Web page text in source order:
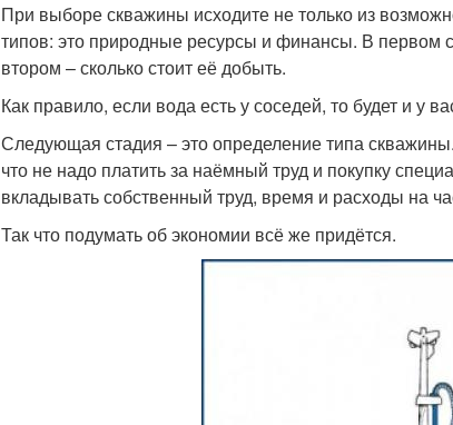
При выборе скважины исходите не только из
типов: это природные ресурсы и финансы. В первом
втором – сколько стоит её добыть.
Как правило, если вода есть у соседей, то будет и у
Следующая стадия – это определение типа
что не надо платить за наёмный труд и покупку
вкладывать собственный труд, время и расходы на
Так что подумать об экономии всё же придётся.